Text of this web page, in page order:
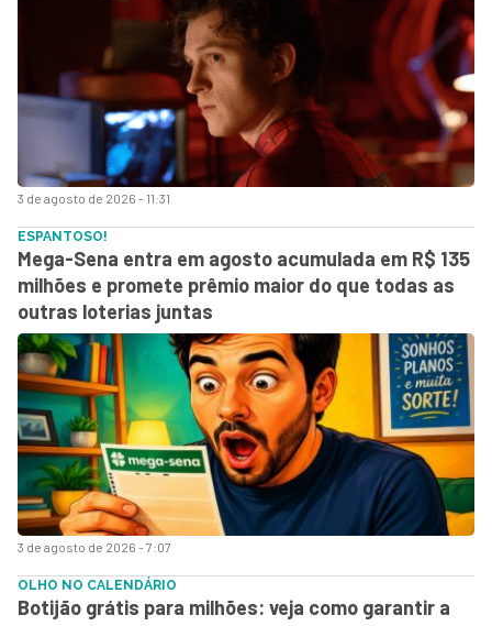
3 de agosto de 2026 - 11:31
3 de agosto de 2026 - 7:07
ESPANTOSO!
Mega-Sena entra em agosto acumulada em R$ 135
milhões e promete prêmio maior do que todas as
outras loterias juntas
OLHO NO CALENDÁRIO
Botijão grátis para milhões: veja como garantir a